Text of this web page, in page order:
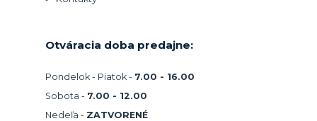
Otváracia doba predajne:
Pondelok - Piatok - 7.00 - 16.00
Sobota - 7.00 - 12.00
Nedeľa - ZATVORENÉ